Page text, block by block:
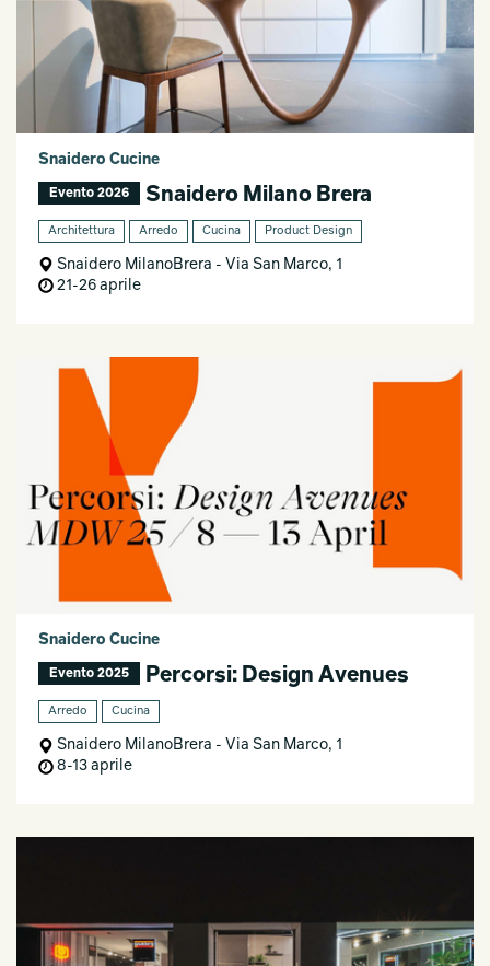
Snaidero Cucine
Evento 2026 Snaidero Milano Brera
Architettura Arredo Cucina Product Design
Snaidero MilanoBrera - Via San Marco, 1
21-26 aprile
Snaidero Cucine
Evento 2025 Percorsi: Design Avenues
Arredo Cucina
Snaidero MilanoBrera - Via San Marco, 1
8-13 aprile